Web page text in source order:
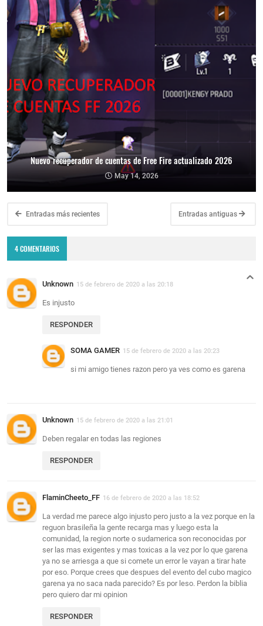
Nuevo recuperador de cuentas de Free Fire actualizado 2026
May 14, 2026
Entradas más recientes Entradas antiguas
4 COMENTARIOS
Unknown 15 de febrero de 2020 a las 20:18
Es injusto
RESPONDER
SOMA GAMER 15 de febrero de 2020 a las 20:23
si mi amigo tienes razon pero ya ves como es garena
Unknown 15 de febrero de 2020 a las 21:01
Deben regalar en todas las regiones
RESPONDER
FlaminCheeto_FF 16 de febrero de 2020 a las 18:52
La verdad me parece algo injusto pero justo a la vez porque en la
reguon brasileña la gente recarga mas y luego esta la
comunidad, la region norte o sudamerica son reconocidas por
ser las mas exigentes y mas toxicas a la vez por lo que garena
ya no se arriesga a que si comete un error le vayan a tirar hate
por eso. Porque crees que despues del evento del cubo magico
garena ya no saca nada parecido? Es por leso. Perdon la biblia
pero quiero dar mi opinion
RESPONDER